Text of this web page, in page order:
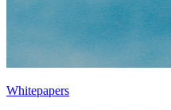
Whitepapers